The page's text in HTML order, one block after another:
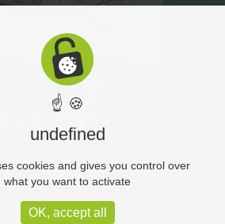
☝ 🍪
undefined
cookies and gives you control over
what you want to activate
OK, accept all